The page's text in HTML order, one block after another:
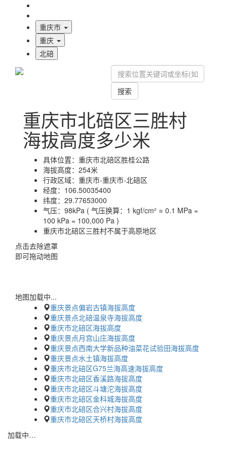
重庆市
重庆
北碚
搜索
重庆市北碚区三胜村
海拔高度多少米
具体位置： 重庆市北碚区胜桂公路
海拔高度： 254米
行政区域： 重庆市-重庆市-北碚区
经度： 106.50035400
纬度： 29.77653000
气压： 98kPa ( 气压换算：1 kgf/cm² ≈ 0.1 MPa =
100 kPa = 100,000 Pa )
重庆市北碚区三胜村不属于高原地区
点击去除遮罩
即可拖动地图
地图加载中...
重庆景点偏岩古镇海拔高度
重庆景点北碚温泉寺海拔高度
重庆市北碚区海拔高度
重庆景点月宫山庄海拔高度
重庆景点西南大学新品种油菜花试验田海拔高度
重庆景点水土镇海拔高度
重庆市北碚区G75兰海高速海拔高度
重庆市北碚区香溪路海拔高度
重庆市北碚区斗塘沱海拔高度
重庆市北碚区金科城海拔高度
重庆市北碚区合兴村海拔高度
重庆市北碚区天桥村海拔高度
加载中…